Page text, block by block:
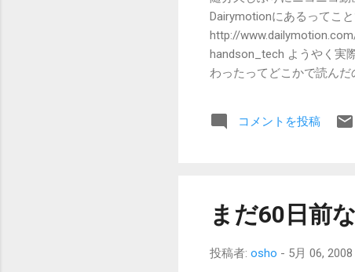
Dairymotionにあるってこ
http://
handson_tech ようやく実
わったってどこかで読ん
も。WMの描きかけっぷり
ないかな。XPの場合は
すが、横のままで十分に
ど、メモはハードキーを
スなら良いって事にもな
コメントを投稿
まだ60日前
投稿者: osho - 5月 06, 2008